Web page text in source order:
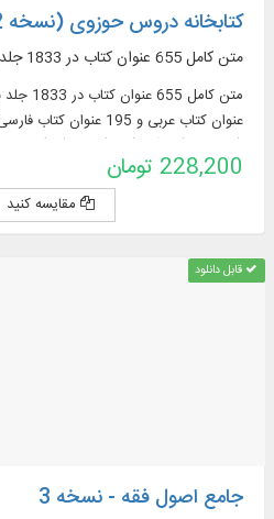
کتابخانه دروس حوزوی (نسخه 2)
متن کامل 655 عنوان کتاب در 1833 جلد به زبان عربی و فارسی
عنوان کتاب عربی و 195
228,200 تومان
مقایسه کنید
قابل دانلود
جامع اصول فقه - نسخه 3